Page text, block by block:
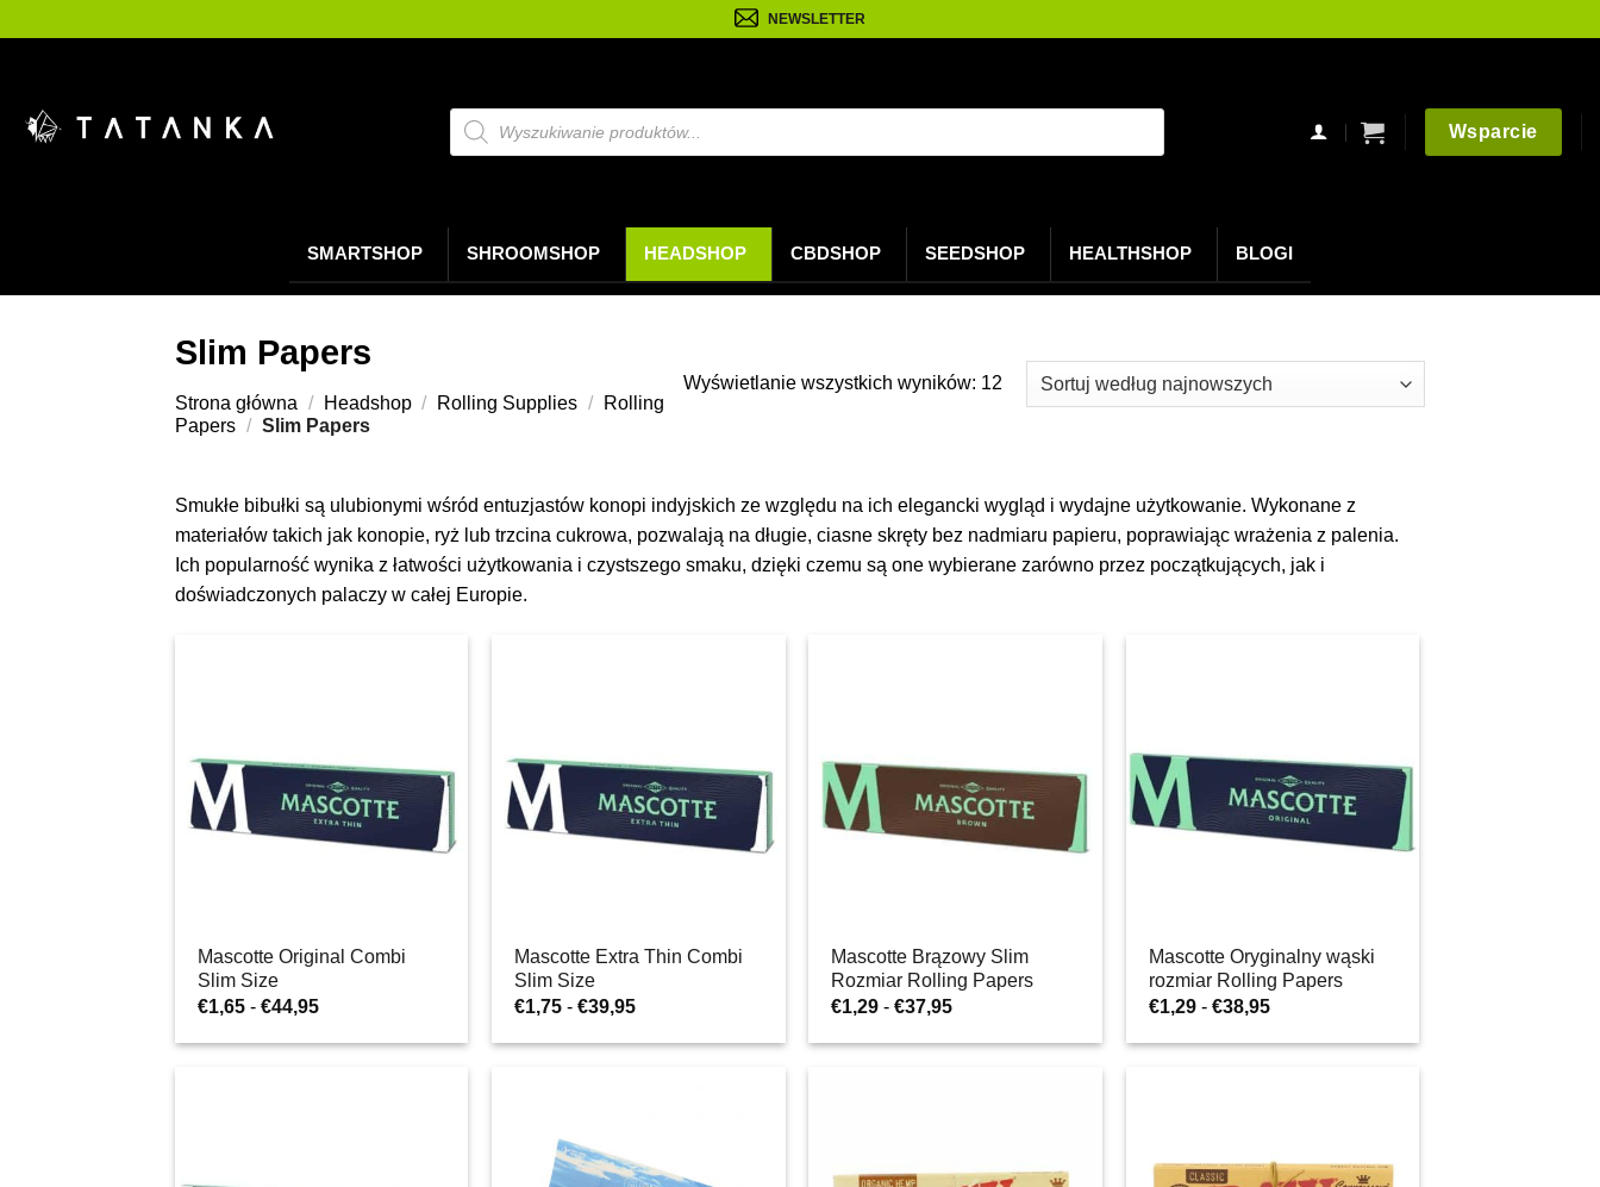
do
NEWSLETTER
Wyszukiwarka
produktów
Wsparcie
SMARTSHOP SHROOMSHOP HEADSHOP CBDSHOP SEEDSHOP HEALTHSHOP BLOGI
Slim Papers
Strona główna / Headshop / Rolling Supplies /
Rolling
Papers / Slim Papers
Wyświetlanie wszystkich wyników: 12Posortowane
według
Smukłe bibułki są ulubionymi wśród entuzjastów konopi indyjskich ze względu na ich elegancki wygląd i wydajne użytkowanie. Wykonane z
materiałów takich jak konopie, ryż lub trzcina cukrowa, pozwalają na długie, ciasne skręty bez nadmiaru papieru, poprawiając wrażenia z palenia.
Ich popularność wynika z łatwości użytkowania i czystszego smaku, dzięki czemu są one wybierane zarówno przez początkujących, jak i
doświadczonych palaczy w całej Europie.
Mascotte Original Combi
Slim Size
€1,65 - €44,95Zakres
od
Mascotte Extra Thin Combi
Slim Size
€1,75 - €39,95Zakres
od
Mascotte Brązowy Slim
Rozmiar Rolling Papers
€1,29 - €37,95Zakres
od
Mascotte Oryginalny wąski
rozmiar Rolling Papers
€1,29 - €38,95Zakres
od